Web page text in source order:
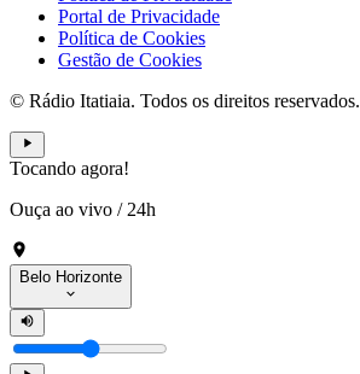
Portal de Privacidade
Política de Cookies
Gestão de Cookies
© Rádio Itatiaia. Todos os direitos reservados.
Tocando agora!
Ouça ao vivo / 24h
Belo Horizonte